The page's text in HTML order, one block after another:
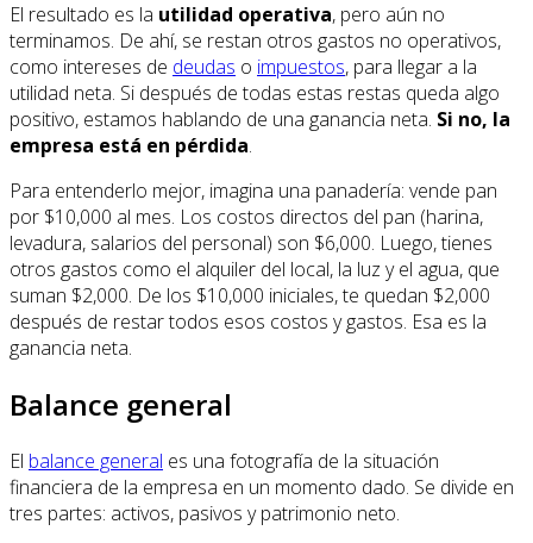
El resultado es la utilidad operativa, pero aún no
terminamos. De ahí, se restan otros gastos no operativos,
como intereses de deudas o impuestos, para llegar a la
utilidad neta. Si después de todas estas restas queda algo
positivo, estamos hablando de una ganancia neta. Si no, la
empresa está en pérdida.
Para entenderlo mejor, imagina una panadería: vende pan
por $10,000 al mes. Los costos directos del pan (harina,
levadura, salarios del personal) son $6,000. Luego, tienes
otros gastos como el alquiler del local, la luz y el agua, que
suman $2,000. De los $10,000 iniciales, te quedan $2,000
después de restar todos esos costos y gastos. Esa es la
ganancia neta.
Balance general
El balance general es una fotografía de la situación
financiera de la empresa en un momento dado. Se divide en
tres partes: activos, pasivos y patrimonio neto.